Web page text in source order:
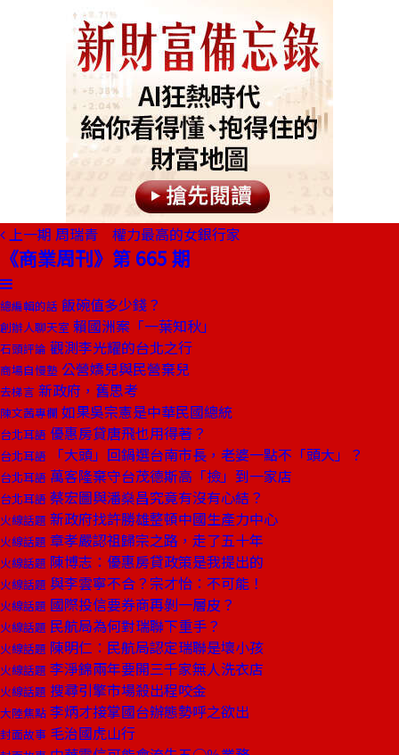
上一期 周瑞青 權力最高的女銀行家
《商業周刊》第 665 期
總編輯的話 飯碗值多少錢？
創辦人聊天室 賴國洲案「一葉知秋」
石頭評論 觀測李光耀的台北之行
商場自慢塾 公營嬌兒與民營棄兒
去梯言 新政府，舊思考
陳文茜專欄 如果吳宗憲是中華民國總統
台北耳語 優惠房貸唐飛也用得著？
台北耳語 「大頭」回鍋選台南市長，老婆一點不「頭大」？
台北耳語 萬客隆棄守台茂德斯高「撿」到一家店
台北耳語 蔡宏圖與潘燊昌究竟有沒有心結？
火線話題 新政府找許勝雄整頓中國生產力中心
火線話題 章孝嚴認祖歸宗之路，走了五十年
火線話題 陳博志：優惠房貸政策是我提出的
火線話題 與李雲寧不合？宗才怡：不可能！
火線話題 國際投信要券商再剝一層皮？
火線話題 民航局為何對瑞聯下重手？
火線話題 陳明仁：民航局認定瑞聯是壞小孩
火線話題 李淨錦兩年要開三千家無人洗衣店
火線話題 搜尋引擎市場殺出程咬金
大陸焦點 李炳才接掌國台辦態勢呼之欲出
封面故事 毛治國虎山行